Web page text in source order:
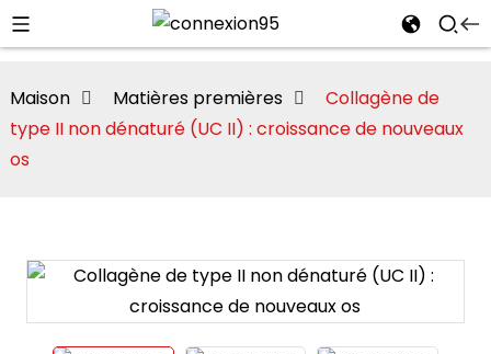
Maison Matières premières
Collagène de
type II non dénaturé (UC II) : croissance de nouveaux
os